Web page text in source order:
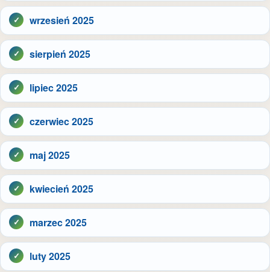
wrzesień 2025
sierpień 2025
lipiec 2025
czerwiec 2025
maj 2025
kwiecień 2025
marzec 2025
luty 2025